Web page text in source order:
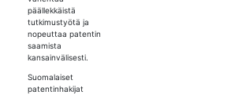
päällekkäistä
tutkimustyötä ja
nopeuttaa patentin
saamista
kansainvälisesti.
Suomalaiset
patentinhakijat